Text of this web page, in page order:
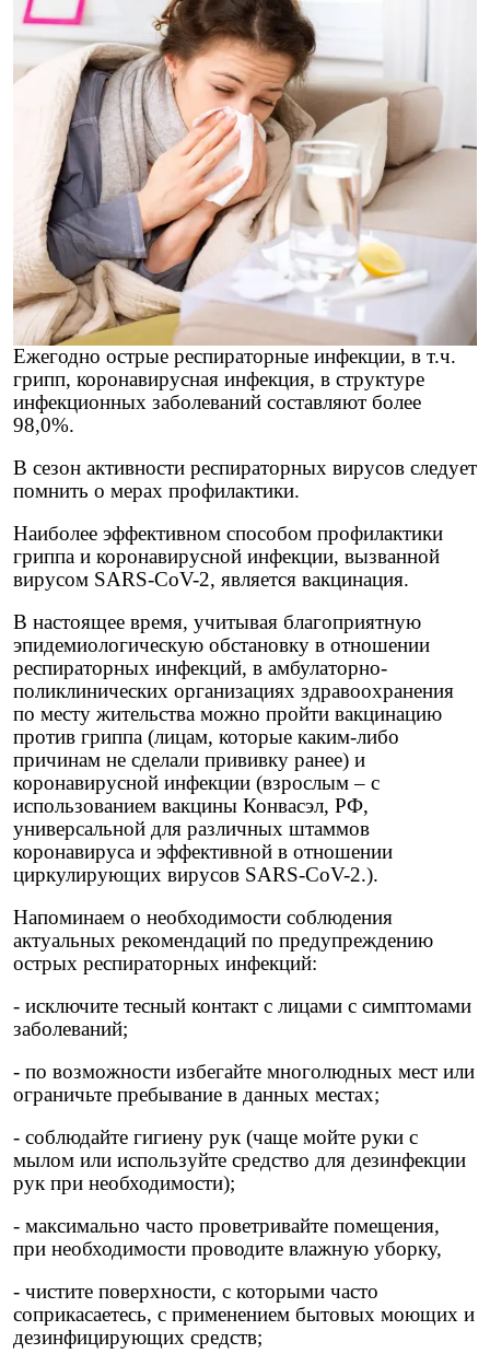
Ежегодно острые респираторные инфекции, в т.ч.
грипп, коронавирусная инфекция, в структуре
инфекционных заболеваний составляют более
98,0%.
В сезон активности респираторных вирусов следует
помнить о мерах профилактики.
Наиболее эффективном способом профилактики
гриппа и коронавирусной инфекции, вызванной
вирусом SARS-CoV-2, является вакцинация.
В настоящее время, учитывая благоприятную
эпидемиологическую обстановку в отношении
респираторных инфекций, в амбулаторно-
поликлинических организациях здравоохранения
по месту жительства можно пройти вакцинацию
против гриппа (лицам, которые каким-либо
причинам не сделали прививку ранее) и
коронавирусной инфекции (взрослым – с
использованием вакцины Конвасэл, РФ,
универсальной для различных штаммов
коронавируса и эффективной в отношении
циркулирующих вирусов SARS-CoV-2.).
Напоминаем о необходимости соблюдения
актуальных рекомендаций по предупреждению
острых респираторных инфекций:
- исключите тесный контакт с лицами с симптомами
заболеваний;
- по возможности избегайте многолюдных мест или
ограничьте пребывание в данных местах;
- соблюдайте гигиену рук (чаще мойте руки с
мылом или используйте средство для дезинфекции
рук при необходимости);
- максимально часто проветривайте помещения,
при необходимости проводите влажную уборку,
- чистите поверхности, с которыми часто
соприкасаетесь, с применением бытовых моющих и
дезинфицирующих средств;